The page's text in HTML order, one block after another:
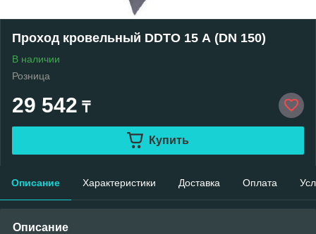
Проход кровельный DDTO 15 А (DN 150)
В наличии
Розница
29 542 ₸
Купить
Описание Характеристики Доставка Оплата
Описание